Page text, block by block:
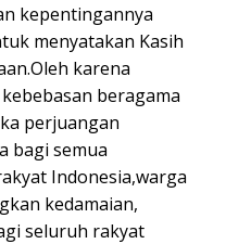
kepentingannya
menyatakan Kasih
karena
beragama
perjuangan
bagi semua
Indonesia,warga
kedamaian,
seluruh rakyat